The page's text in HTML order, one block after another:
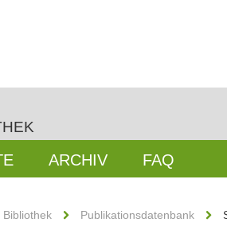
ARCHIV FAQ
Bibliothek Publikationsdatenbank